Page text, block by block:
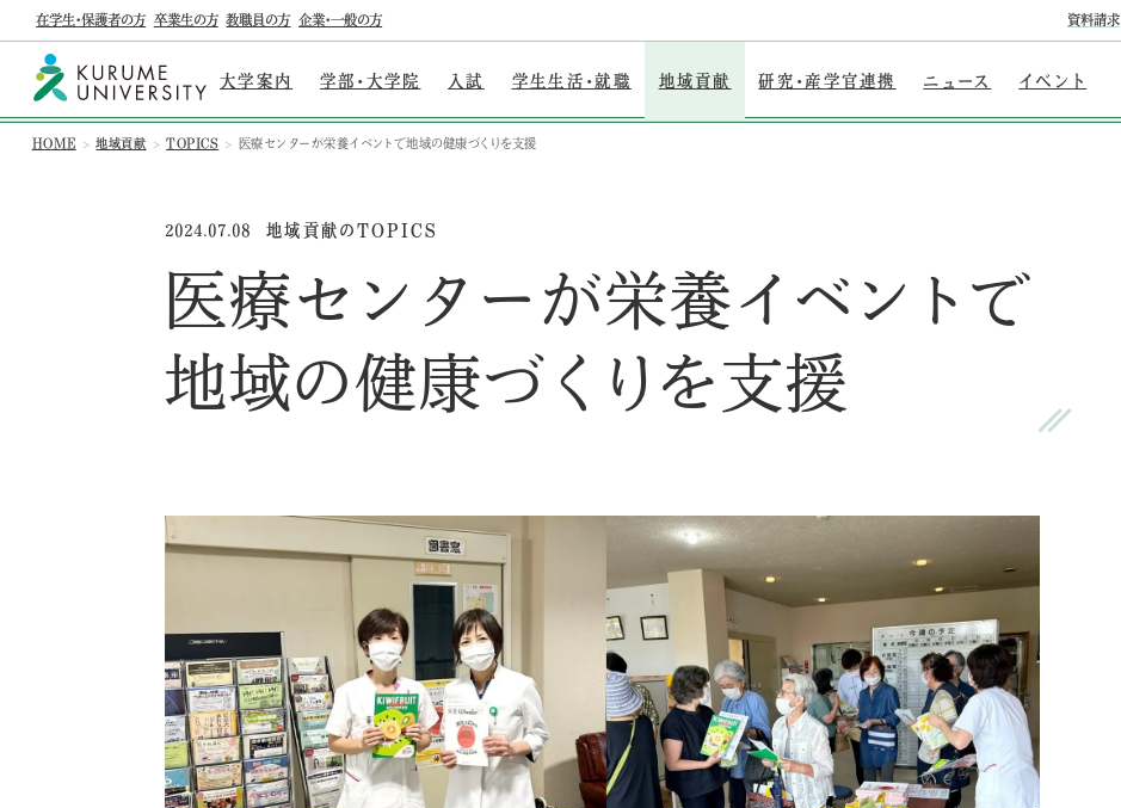
在学生・保護者の方 卒業生の方 教職員の方 企業・一般の方 資料請求
大学案内 学部・大学院 入試 学生生活・就職 地域貢献 研究・産学官連携 ニュース イベント
HOME 地域貢献 TOPICS 医療センターが栄養イベントで地域の健康づくりを支援
2024.07.08 地域貢献のTOPICS
医療センターが栄養イベントで
地域の健康づくりを支援